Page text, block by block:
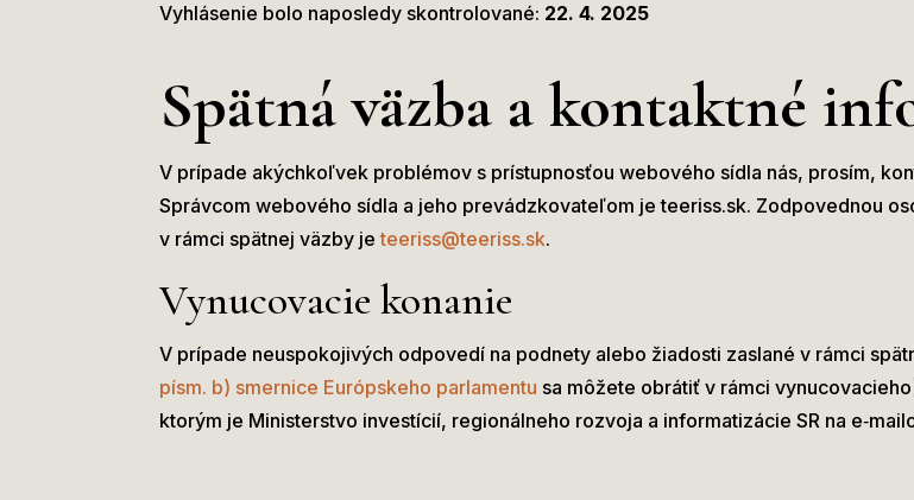
Vyhlásenie bolo naposledy skontrolované: 22. 4. 2025
Spätná väzba a kontaktné
V prípade akýchkoľvek problémov s prístupnosťou webového sídla nás, prosím,
Správcom webového sídla a jeho prevádzkovateľom je teeriss.sk. Zodpovednou
v rámci spätnej väzby jeteeriss@teeriss.sk.
Vynucovacie konanie
V prípade neuspokojivých odpovedí na podnety alebo žiadosti zaslané v rámci
písm. b) smernice Európskeho parlamentu sa môžete obrátiť v rámci
ktorým je Ministerstvo investícií, regionálneho rozvoja a informatizácie SR na